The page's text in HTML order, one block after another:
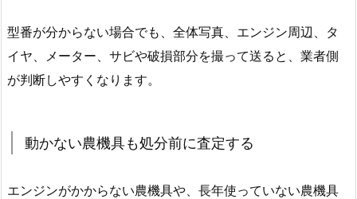
型番が分からない場合でも、全体写真、エンジン周辺、タ
イヤ、メーター、サビや破損部分を撮って送ると、業者側
が判断しやすくなります。
動かない農機具も処分前に査定する
エンジンがかからない農機具や、長年使っていない農機具